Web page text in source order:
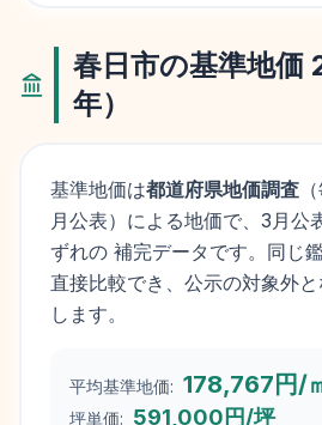
春日市の基準地価
年）
基準地価は都道府県地価調査
月公表）による地価で、3月公
ずれの 補完データです。同じ
直接比較でき、公示の対象外
します。
平均基準地価: 178,767円/
坪単価: 591,000円/坪